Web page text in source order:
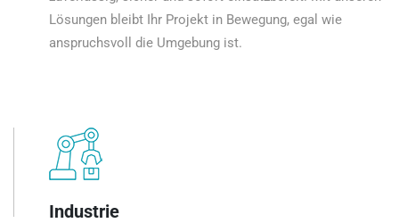
Lösungen bleibt Ihr Projekt in Bewegung, egal wie
anspruchsvoll die Umgebung ist.
Industrie